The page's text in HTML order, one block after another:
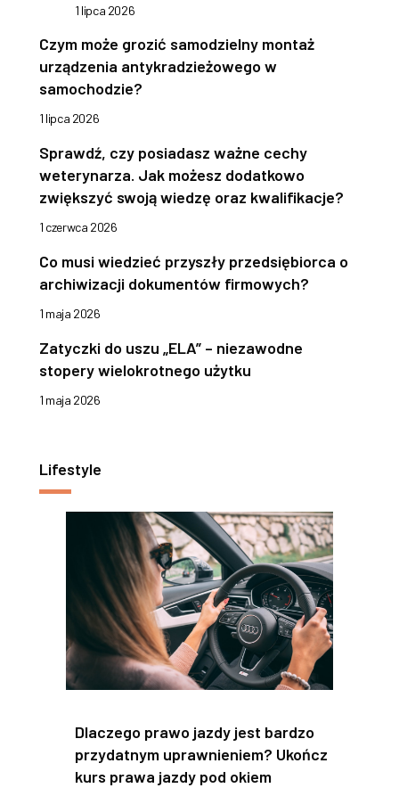
1 lipca 2026
Czym może grozić samodzielny montaż
urządzenia antykradzieżowego w
samochodzie?
1 lipca 2026
Sprawdź, czy posiadasz ważne cechy
weterynarza. Jak możesz dodatkowo
zwiększyć swoją wiedzę oraz kwalifikacje?
1 czerwca 2026
Co musi wiedzieć przyszły przedsiębiorca o
archiwizacji dokumentów firmowych?
1 maja 2026
Zatyczki do uszu „ELA” – niezawodne
stopery wielokrotnego użytku
1 maja 2026
Lifestyle
Dlaczego prawo jazdy jest bardzo
przydatnym uprawnieniem? Ukończ
kurs prawa jazdy pod okiem